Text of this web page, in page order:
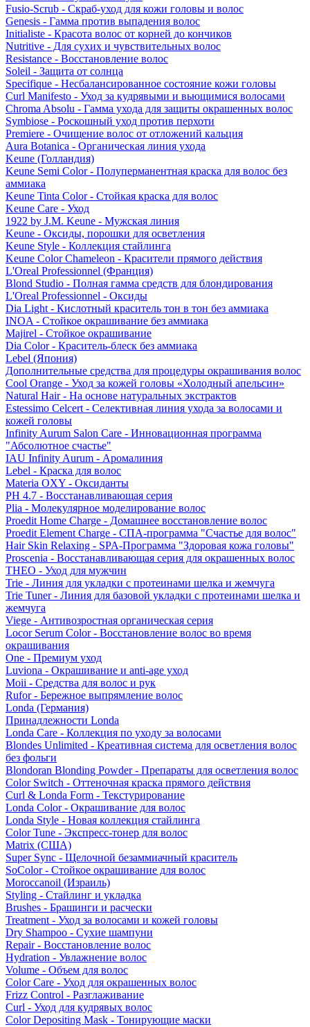
Fusio-Scrub - Скраб-уход для кожи головы и волос
Genesis - Гамма против выпадения волос
Initialiste - Красота волос от корней до кончиков
Nutritive - Для сухих и чувствительных волос
Resistance - Восстановление волос
Soleil - Защита от солнца
Specifique - Несбалансированное состояние кожи головы
Curl Manifesto - Уход за кудрявыми и вьющимися волосами
Chroma Absolu - Гамма ухода для защиты окрашенных волос
Symbiose - Роскошный уход против перхоти
Premiere - Очищение волос от отложений кальция
Aura Botanica - Органическая линия ухода
Keune (Голландия)
Keune Semi Color - Полуперманентная краска для волос без
аммиака
Keune Tinta Color - Стойкая краска для волос
Keune Care - Уход
1922 by J.M. Keune - Мужская линия
Keune - Оксиды, порошки для осветления
Keune Style - Коллекция стайлинга
Keune Color Chameleon - Красители прямого действия
L'Oreal Professionnel (Франция)
Blond Studio - Полная гамма средств для блондирования
L'Oreal Professionnel - Оксиды
Dia Light - Кислотный краситель тон в тон без аммиака
INOA - Стойкое окрашивание без аммиака
Majirel - Стойкое окрашивание
Dia Color - Краситель-блеск без аммиака
Lebel (Япония)
Дополнительные средства для процедуры окрашивания волос
Cool Orange - Уход за кожей головы «Холодный апельсин»
Natural Hair - На основе натуральных экстрактов
Estessimo Celcert - Селективная линия ухода за волосами и
кожей головы
Infinity Aurum Salon Care - Инновационная программа
"Абсолютное счастье"
IAU Infinity Aurum - Аромалиния
Lebel - Краска для волос
Materia OXY - Оксиданты
PH 4.7 - Восстанавливающая серия
Plia - Молекулярное моделирование волос
Proedit Home Charge - Домашнее восстановление волос
Proedit Element Charge - СПА-программа "Счастье для волос"
Hair Skin Relaxing - SPA-Программа "Здоровая кожа головы"
Proscenia - Восстанавливающая серия для окрашенных волос
THEO - Уход для мужчин
Trie - Линия для укладки с протеинами шелка и жемчуга
Trie Tuner - Линия для базовой укладки с протеинами шелка и
жемчуга
Viege - Антивозростная органическая серия
Locor Serum Color - Восстановление волос во время
окрашивания
One - Премиум уход
Luviona - Окрашивание и anti-age уход
Moii - Средства для волос и рук
Rufor - Бережное выпрямление волос
Londa (Германия)
Принадлежности Londa
Londa Care - Коллекция по уходу за волосами
Blondes Unlimited - Креативная система для осветления волос
без фольги
Blondoran Blonding Powder - Препараты для осветления волос
Color Switch - Оттеночная краска прямого действия
Curl & Londa Form - Текстурирование
Londa Color - Окрашивание для волос
Londa Style - Новая коллекция стайлинга
Color Tune - Экспресс-тонер для волос
Matrix (США)
Super Sync - Щелочной безаммиачный краситель
SoColor - Стойкое окрашивание для волос
Moroccanoil (Израиль)
Styling - Стайлинг и укладка
Brushes - Брашинги и расчески
Treatment - Уход за волосами и кожей головы
Dry Shampoo - Сухие шампуни
Repair - Восстановление волос
Hydration - Увлажнение волос
Volume - Объем для волос
Color Care - Уход для окрашенных волос
Frizz Control - Разглаживание
Curl - Уход для кудрявых волос
Color Depositing Mask - Тонирующие маски